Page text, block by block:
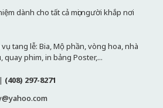
dành cho tất cả mọi người khắp nơi
tang lễ: Bia, Mộ phần, vòng hoa, nhà
phim, in bảng Poster,...
| (408) 297-8271